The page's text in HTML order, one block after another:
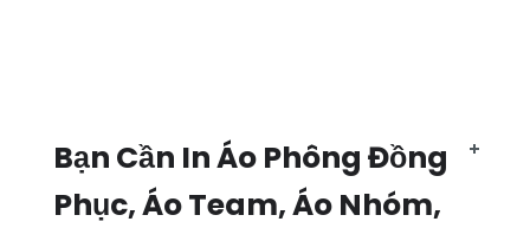
Bạn Cần In Áo Phông Đồng
Phục, Áo Team, Áo Nhóm,